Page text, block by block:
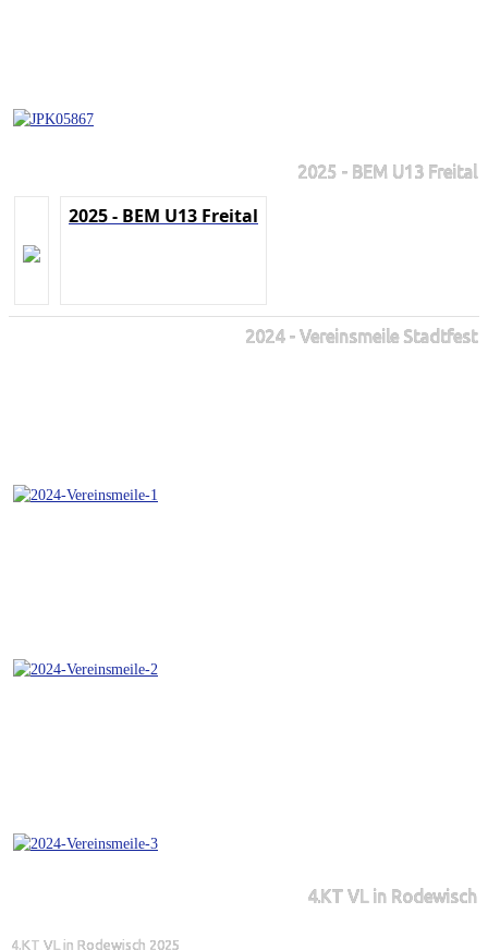
2025 - BEM U13 Freital
2025 - BEM U13 Freital
2024 - Vereinsmeile Stadtfest
4.KT VL in Rodewisch
4.KT VL in Rodewisch 2025